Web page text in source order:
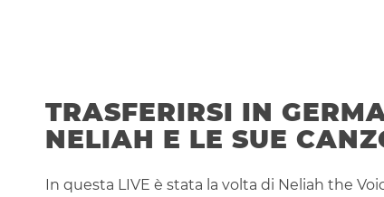
TRASFERIRSI IN
NELIAH E LE SUE
In questa LIVE è stata la volta di Neliah the